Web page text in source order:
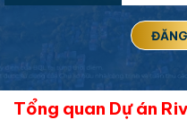
Tổng quan Dự án